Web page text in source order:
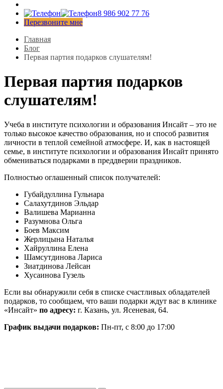
8 986 902 77 76
Перезвоните мне
Главная
Блог
Первая партия подарков слушателям!
Первая партия подарков
слушателям!
Учеба в институте психологии и образования Инсайт – это не
только высокое качество образования, но и способ развития
личности в теплой семейной атмосфере. И, как в настоящей
семье, в институте психологии и образования Инсайт принято
обмениваться подарками в преддверии праздников.
Полностью оглашенный список получателей:
Губайдуллина Гульнара
Салахутдинов Эльдар
Валишева Марианна
Разумнова Ольга
Боев Максим
Жерлицына Наталья
Хайруллина Елена
Шамсутдинова Лариса
Зиатдинова Лейсан
Хусаинова Гузель
Если вы обнаружили себя в списке счастливых обладателей
подарков, то сообщаем, что ваши подарки ждут вас в клинике
«Инсайт» по адресу: г. Казань, ул. Ясеневая, 64.
График выдачи подарков: Пн-пт, с 8:00 до 17:00